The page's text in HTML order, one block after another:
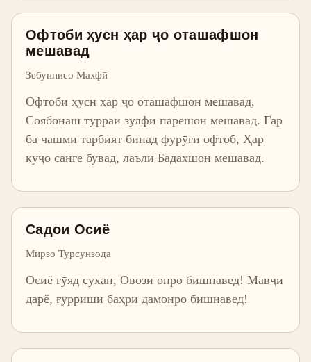
Офтоби ҳусн ҳар ҷо оташафшон
мешавад
Зебуннисо Махфӣ
Офтоби ҳусн ҳар ҷо оташафшон мешавад,
Соябонаш турраи зулфи парешон мешавад. Гар
ба чашми тарбият бинад фурӯғи офтоб, Ҳар
куҷо санге бувад, лаъли Бадахшон мешавад.
Садои Осиё
Мирзо Турсунзода
Осиё гӯяд сухан, Овози онро бишнавед! Мавҷи
дарё, ғурриши баҳри дамонро бишнавед!